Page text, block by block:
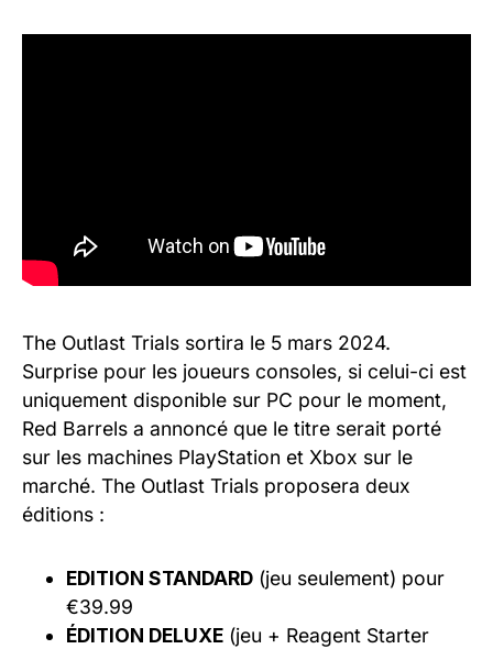
The Outlast Trials sortira le 5 mars 2024.
Surprise pour les joueurs consoles, si celui-ci est
uniquement disponible sur PC pour le moment,
Red Barrels a annoncé que le titre serait porté
sur les machines PlayStation et Xbox sur le
marché. The Outlast Trials proposera deux
éditions :
EDITION STANDARD (jeu seulement) pour
€39.99
ÉDITION DELUXE (jeu + Reagent Starter